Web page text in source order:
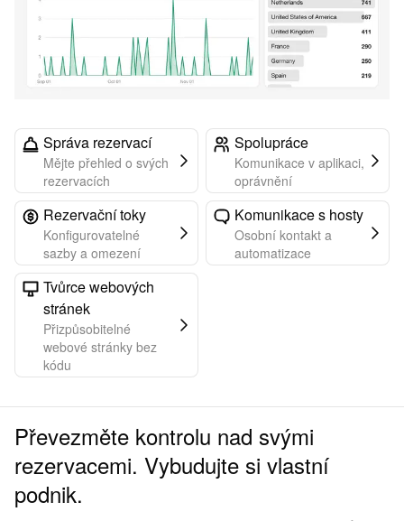
Správa rezervací
Mějte přehled o svých
rezervacích
Spolupráce
Komunikace v aplikaci,
oprávnění
Rezervační toky
Konfigurovatelné
sazby a omezení
Komunikace s hosty
Osobní kontakt a
automatizace
Tvůrce webových
stránek
Přizpůsobitelné
webové stránky bez
kódu
Převezměte kontrolu nad svými
rezervacemi. Vybudujte si vlastní
podnik.